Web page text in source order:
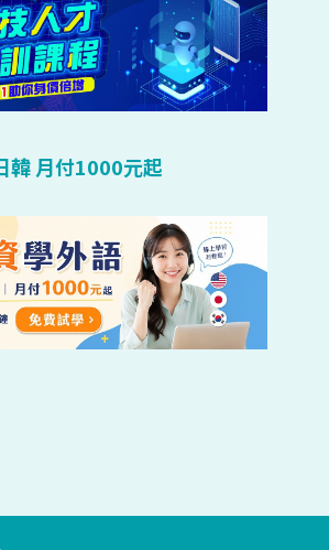
韓 月付1000元起